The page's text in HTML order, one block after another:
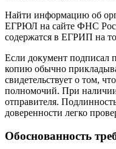
Найти информацию об
ЕГРЮЛ на сайте ФНС
содержатся в ЕГРИП на
Если документ подписал
копию обычно
свидетельствует о том,
полномочий. При
отправителя.
доверенности легко
Обоснованность